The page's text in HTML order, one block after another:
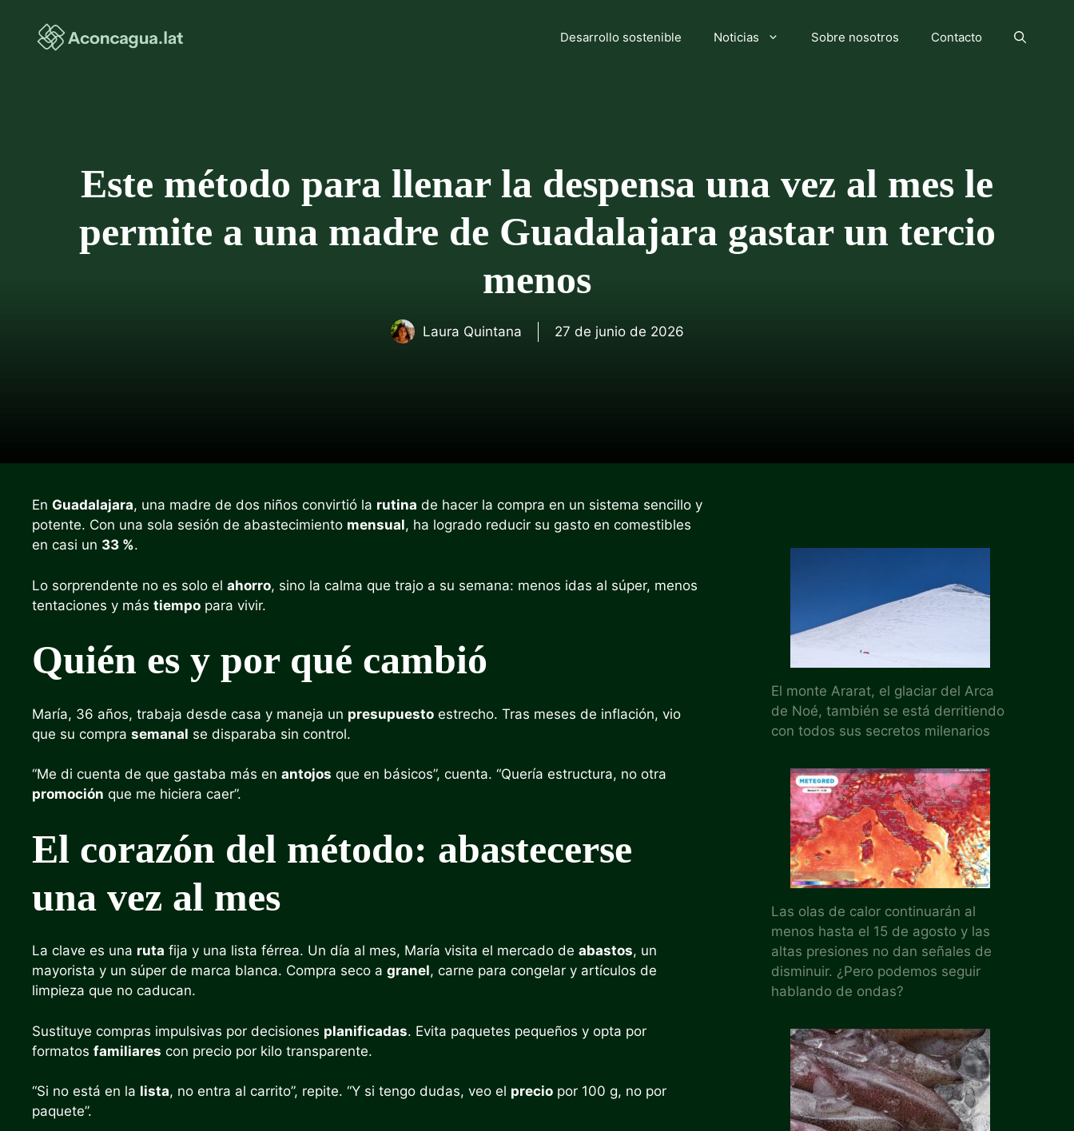
contenido
Desarrollo sostenible Noticias Sobre nosotros Contacto
Este método para llenar la despensa una vez al mes le
permite a una madre de Guadalajara gastar un tercio
menos
Laura Quintana 27 de junio de 2026
En Guadalajara, una madre de dos niños convirtió la rutina de hacer la compra en un sistema sencillo y
potente. Con una sola sesión de abastecimiento mensual, ha logrado reducir su gasto en comestibles
en casi un 33 %.
Lo sorprendente no es solo el ahorro, sino la calma que trajo a su semana: menos idas al súper, menos
tentaciones y más tiempo para vivir.
Quién es y por qué cambió
María, 36 años, trabaja desde casa y maneja un presupuesto estrecho. Tras meses de inflación, vio
que su compra semanal se disparaba sin control.
“Me di cuenta de que gastaba más en antojos que en básicos”, cuenta. “Quería estructura, no otra
promoción que me hiciera caer”.
El corazón del método: abastecerse
una vez al mes
La clave es una ruta fija y una lista férrea. Un día al mes, María visita el mercado de abastos, un
mayorista y un súper de marca blanca. Compra seco a granel, carne para congelar y artículos de
limpieza que no caducan.
Sustituye compras impulsivas por decisiones planificadas. Evita paquetes pequeños y opta por
formatos familiares con precio por kilo transparente.
“Si no está en la lista, no entra al carrito”, repite. “Y si tengo dudas, veo el precio por 100 g, no por
paquete”.
El monte Ararat, el glaciar del Arca
de Noé, también se está derritiendo
con todos sus secretos milenarios
Las olas de calor continuarán al
menos hasta el 15 de agosto y las
altas presiones no dan señales de
disminuir. ¿Pero podemos seguir
hablando de ondas?